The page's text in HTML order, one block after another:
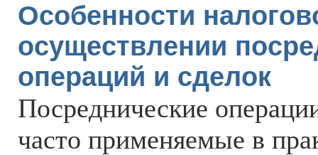
Особенности
осуществлении
операций и сделок
Посреднические
часто применяемые в